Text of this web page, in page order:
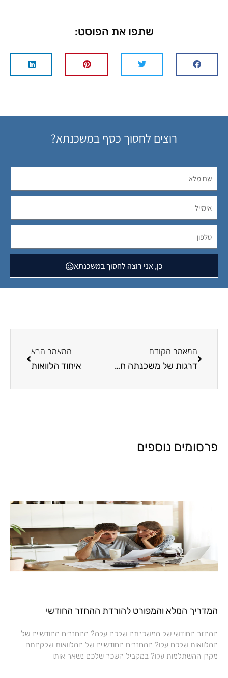
שתפו את הפוסט:
רוצים לחסוך כסף במשכנתא?
כן, אני רוצה לחסוך במשכנתא
המאמר הקודם
דרגות של משכנתה חוץ בנקאית
המאמר הבא
איחוד הלוואות
פרסומים נוספים
המדריך המלא והמפורט להורדת ההחזר החודשי
ההחזר החודשי של המשכנתה שלכם עלה? ההחזרים החודשיים של
ההלוואות שלכם עלו? ההחזרים החודשיים של ההלוואות שלקחתם
מקרן ההשתלמות עלו? במקביל השכר שלכם נשאר אותו